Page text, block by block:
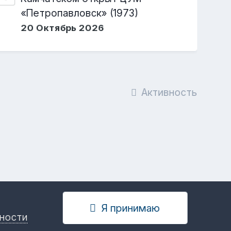
«Петропавловск» (1973)
20 Октябрь 2026
Активность
Я принимаю